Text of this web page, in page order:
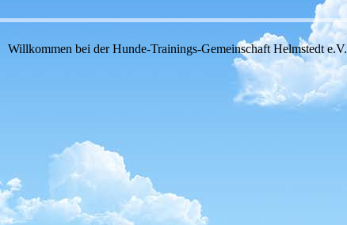
Willkommen bei der Hunde-Trainings-Gemeinschaft Helmstedt e.V.